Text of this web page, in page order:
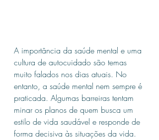
A importância da saúde mental e uma
cultura de autocuidado são temas
muito falados nos dias atuais. No
entanto, a saúde mental nem sempre é
praticada. Algumas barreiras tentam
minar os planos de quem busca um
estilo de vida saudável e responde de
forma decisiva às situações da vida.